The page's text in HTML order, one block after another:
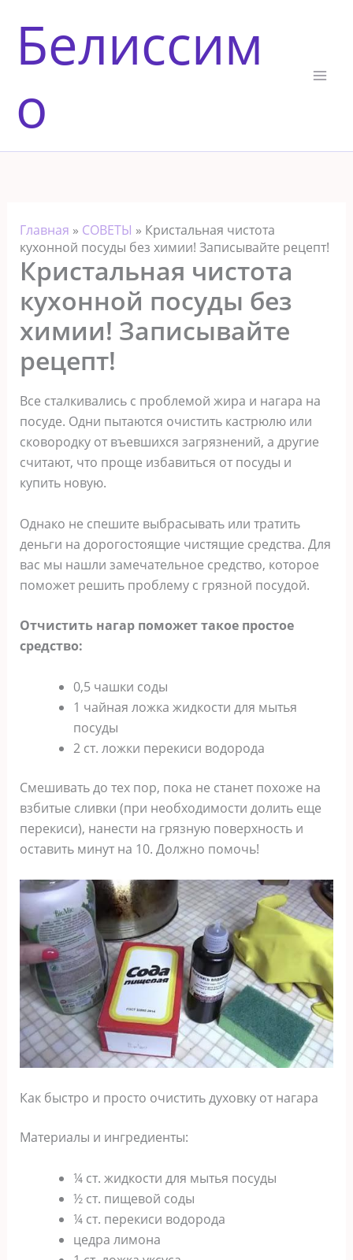
содержимому
Белиссим
о
Главная » СОВЕТЫ » Кристальная чистота
кухонной посуды без химии! Записывайте рецепт!
Кристальная чистота
кухонной посуды без
химии! Записывайте
рецепт!
Все сталкивались с проблемой жира и нагара на
посуде. Одни пытаются очистить кастрюлю или
сковородку от въевшихся загрязнений, а другие
считают, что проще избавиться от посуды и
купить новую.
Однако не спешите выбрасывать или тратить
деньги на дорогостоящие чистящие средства. Для
вас мы нашли замечательное средство, которое
поможет решить проблему с грязной посудой.
Отчистить нагар поможет такое простое
средство:
0,5 чашки соды
1 чайная ложка жидкости для мытья
посуды
2 ст. ложки перекиси водорода
Смешивать до тех пор, пока не станет похоже на
взбитые сливки (при необходимости долить еще
перекиси), нанести на грязную поверхность и
оставить минут на 10. Должно помочь!
Как быстро и просто очистить духовку от нагара
Материалы и ингредиенты:
¼ ст. жидкости для мытья посуды
½ ст. пищевой соды
¼ ст. перекиси водорода
цедра лимона